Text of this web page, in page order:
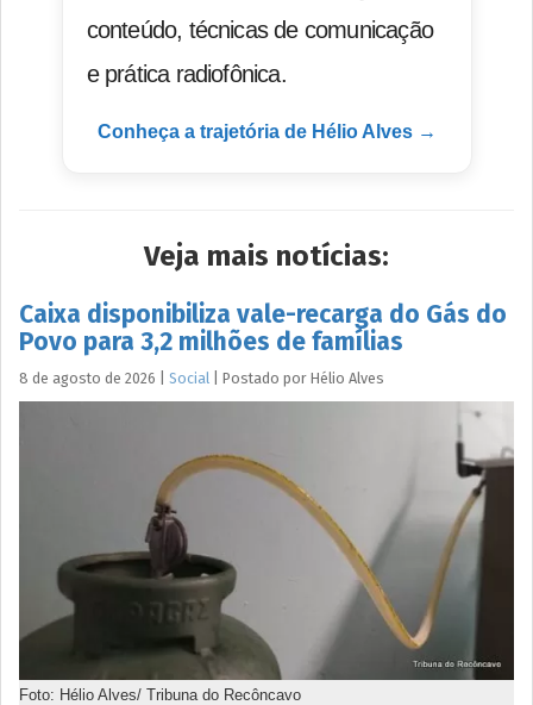
conteúdo, técnicas de comunicação
e prática radiofônica.
Conheça a trajetória de Hélio Alves →
Veja mais notícias:
Caixa disponibiliza vale-recarga do Gás do
Povo para 3,2 milhões de famílias
8 de agosto de 2026 Social Postado por Hélio Alves
Foto: Hélio Alves/ Tribuna do Recôncavo